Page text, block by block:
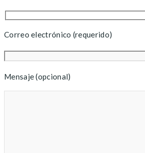
Correo electrónico (requerido)
Mensaje (opcional)